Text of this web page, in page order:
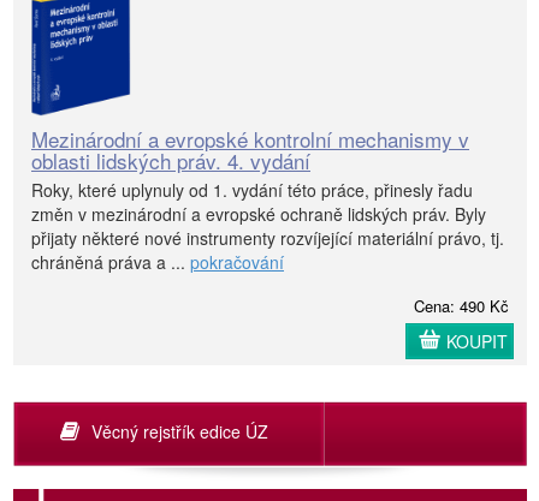
Mezinárodní a evropské kontrolní mechanismy v
oblasti lidských práv. 4. vydání
Roky, které uplynuly od 1. vydání této práce, přinesly řadu
změn v mezinárodní a evropské ochraně lidských práv. Byly
přijaty některé nové instrumenty rozvíjející materiální právo, tj.
chráněná práva a ... pokračování
Cena: 490 Kč
KOUPIT
Věcný rejstřík edice ÚZ